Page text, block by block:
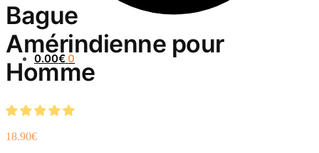
0.00€ 0
Bague
Amérindienne pour
Homme
18.90€